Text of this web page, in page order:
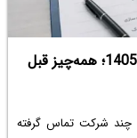
هزینه و تعرفه اجرای پسیو شبکه در سال 1405؛ همه‌چیز قبل
چند شرکت تماس گرفته